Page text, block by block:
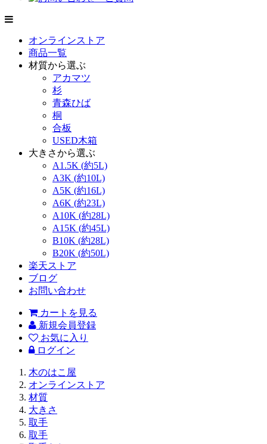
オンラインストア
商品一覧
材質から選ぶ
アカマツ
杉
青森ひば
桐
合板
USED木箱
大きさから選ぶ
A1.5K (約5L)
A3K (約10L)
A5K (約16L)
A6K (約23L)
A10K (約28L)
A15K (約45L)
B10K (約28L)
B20K (約50L)
楽天ストア
ブログ
お問い合わせ
カートを見る
新規会員登録
お気に入り
ログイン
木のはこ屋
オンラインストア
材質
大きさ
取手
取手